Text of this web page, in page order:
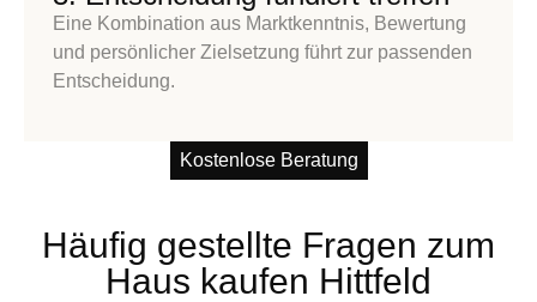
Eine Kombination aus Marktkenntnis, Bewertung
und persönlicher Zielsetzung führt zur passenden
Entscheidung.
Kostenlose Beratung
Häufig gestellte Fragen zum
Haus kaufen Hittfeld